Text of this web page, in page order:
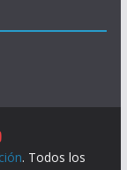
. Todos los